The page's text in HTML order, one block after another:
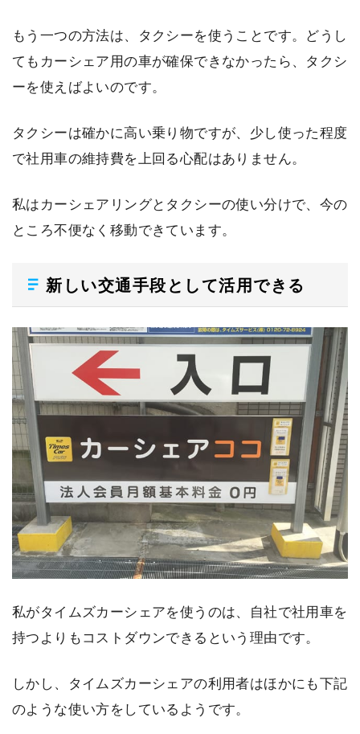
もう一つの方法は、タクシーを使うことです。どうし
てもカーシェア用の車が確保できなかったら、タクシ
ーを使えばよいのです。
タクシーは確かに高い乗り物ですが、少し使った程度
で社用車の維持費を上回る心配はありません。
私はカーシェアリングとタクシーの使い分けで、今の
ところ不便なく移動できています。
新しい交通手段として活用できる
私がタイムズカーシェアを使うのは、自社で社用車を
持つよりもコストダウンできるという理由です。
しかし、タイムズカーシェアの利用者はほかにも下記
のような使い方をしているようです。